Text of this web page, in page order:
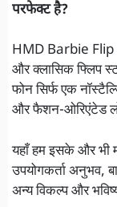
परफेक्ट है?
HMD Barbie Flip
और क्लासिक फ्लिप
फोन सिर्फ एक
और फैशन-ओरिएंटेड
यहाँ हम इसके और भी
उपयोगकर्ता अनुभव,
अन्य विकल्प और